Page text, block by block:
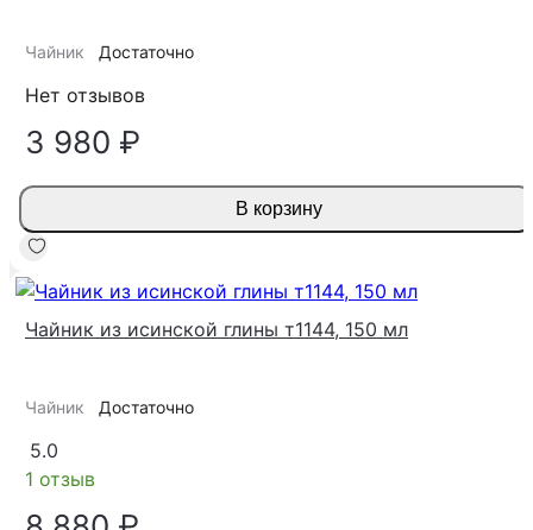
Чайник Достаточно
Нет отзывов
3 980 ₽
В корзину
Чайник из исинской глины т1144, 150 мл
Чайник Достаточно
5.0
1 отзыв